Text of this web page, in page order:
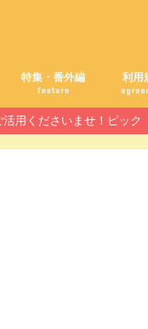
特集・番外編
feature
利用
用くださいませ！ピック